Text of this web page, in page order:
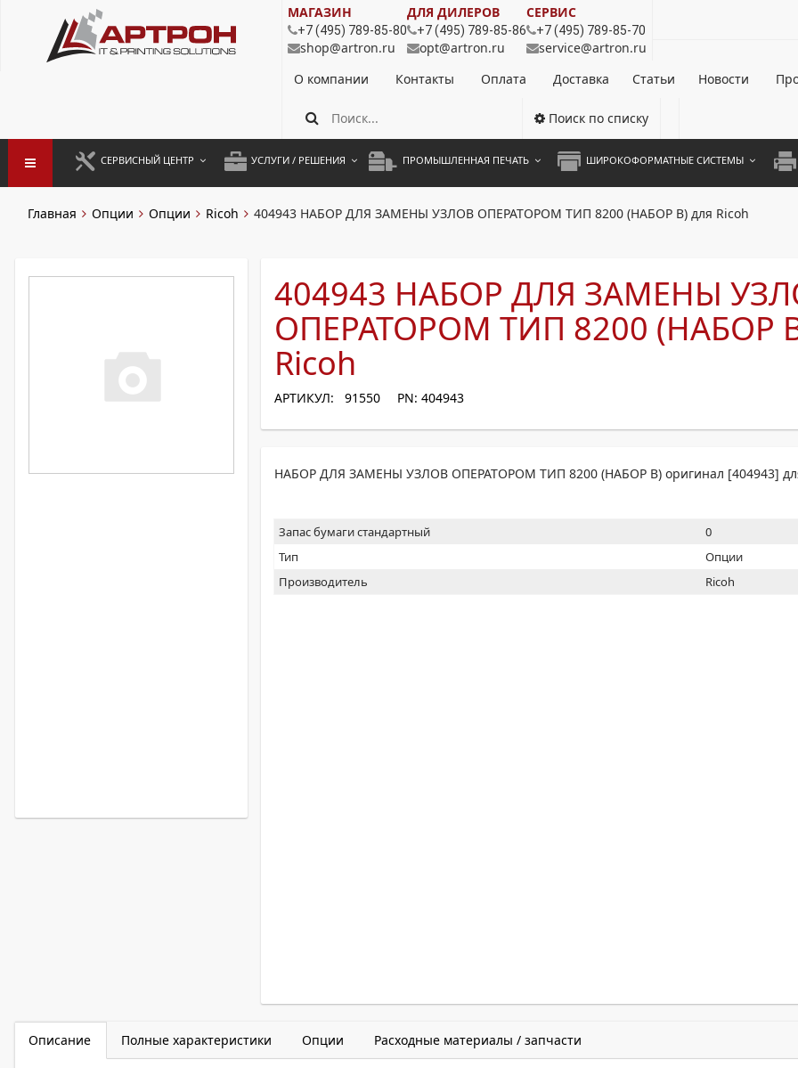
МАГАЗИН
+7 (495) 789-85-80
shop@artron.ru
ДЛЯ ДИЛЕРОВ
+7 (495) 789-85-86
opt@artron.ru
СЕРВИС
+7 (495) 789-85-70
service@artron.ru
О компании
Контакты Оплата Доставка Статьи Новости
Поиск по списку
СЕРВИСНЫЙ ЦЕНТР УСЛУГИ / РЕШЕНИЯ
АРЕНДА ОБОРУДОВАНИЯ
ПРОМЫШЛЕННАЯ ПЕЧАТЬ ШИРОКОФОРМАТНЫЕ СИСТЕМЫ
А4
Главная Опции Опции Ricoh 404943 НАБОР ДЛЯ ЗАМЕНЫ УЗЛОВ ОПЕРАТОРОМ ТИП 8200 (НАБОР B) для Ricoh
404943 НАБОР ДЛЯ ЗАМЕНЫ
ОПЕРАТОРОМ ТИП 8200 (НАБОР
Ricoh
АРТИКУЛ: 91550 PN: 404943
НАБОР ДЛЯ ЗАМЕНЫ УЗЛОВ ОПЕРАТОРОМ ТИП 8200 (НАБОР B) оригинал [404943]
Запас бумаги стандартный
0
Тип
Опции
Производитель
Ricoh
Описание Полные характеристики Опции Расходные материалы / запчасти